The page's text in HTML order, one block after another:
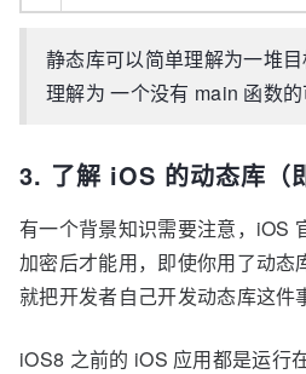
静态库可以简单理解为一堆
理解为 一个没有 main 函数的
3. 了解 iOS 的动态库（
有一个背景知识需要注意，iOS
加密后才能用，即使你用了动
就把开发者自己开发动态库这件
iOS8 之前的 iOS 应用都是运行